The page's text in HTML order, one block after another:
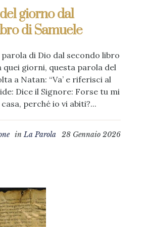
giorno dal
di Samuele
parola di Dio dal secondo libro
quei giorni, questa parola del
a Natan: “Va’ e riferisci al
Dice il Signore: Forse tu mi
perché io vi abiti?...
28 Gennaio 2026
inLa Parola